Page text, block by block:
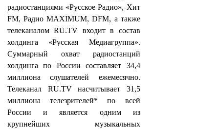
радиостанциями «Русское Радио», Хит
FM, Радио MAXIMUM, DFM, а также
телеканалом RU.TV входит в состав
холдинга «Русская Медиагруппа».
Суммарный охват радиостанций
холдинга по России составляет 34,4
миллиона слушателей ежемесячно.
Телеканал RU.TV насчитывает 31,5
миллиона телезрителей* по всей
России и является одним из
крупнейших музыкальных